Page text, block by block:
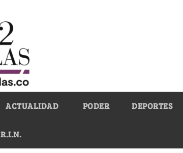
ACTUALIDAD PODER DEPORTES
R.I.N.